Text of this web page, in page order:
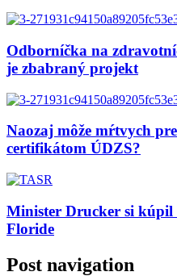
Odborníčka na
je zbabraný projekt
Naozaj môže mŕtvych
certifikátom ÚDZS?
Minister Drucker si
Floride
Post navigation